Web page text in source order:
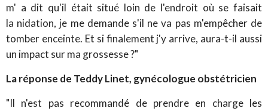
m' a dit qu'il était situé loin de l'endroit où se faisait
la nidation, je me demande s'il ne va pas m'empêcher de
tomber enceinte. Et si finalement j'y arrive, aura-t-il aussi
un impact sur ma grossesse ?"
La réponse de Teddy Linet, gynécologue obstétricien
"Il n'est pas recommandé de prendre en charge les